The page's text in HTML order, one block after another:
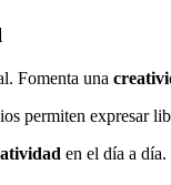
Fomenta una
permiten expresar
en el día a